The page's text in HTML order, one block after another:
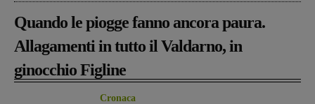
Quando le piogge fanno ancora paura.
Allagamenti in tutto il Valdarno, in
ginocchio Figline
Cronaca